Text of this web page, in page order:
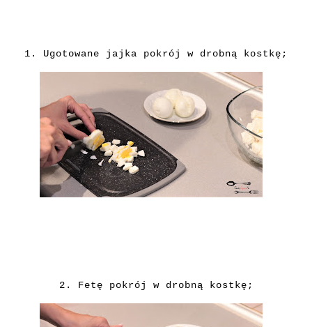
1. Ugotowane jajka pokrój w drobną kostkę;
2. Fetę pokrój w drobną kostkę;